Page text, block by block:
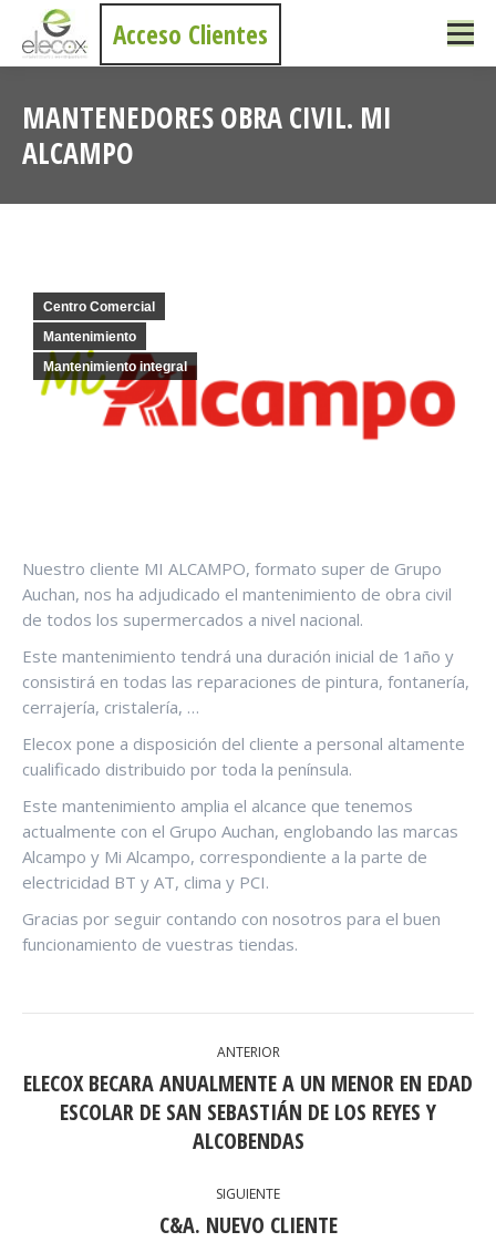
Acceso Clientes
MANTENEDORES OBRA CIVIL. MI
ALCAMPO
Centro Comercial
Mantenimiento
Mantenimiento integral
Nuestro cliente MI ALCAMPO, formato super de Grupo
Auchan, nos ha adjudicado el mantenimiento de obra civil
de todos los supermercados a nivel nacional.
Este mantenimiento tendrá una duración inicial de 1año y
consistirá en todas las reparaciones de pintura, fontanería,
cerrajería, cristalería, …
Elecox pone a disposición del cliente a personal altamente
cualificado distribuido por toda la península.
Este mantenimiento amplia el alcance que tenemos
actualmente con el Grupo Auchan, englobando las marcas
Alcampo y Mi Alcampo, correspondiente a la parte de
electricidad BT y AT, clima y PCI.
Gracias por seguir contando con nosotros para el buen
funcionamiento de vuestras tiendas.
ENTRE
PUBLICACIONES
ANTERIOR
Publicación
anterior:
ELECOX BECARA ANUALMENTE A UN MENOR EN EDAD
ESCOLAR DE SAN SEBASTIÁN DE LOS REYES Y
ALCOBENDAS
SIGUIENTE
Publicación
C&A. NUEVO CLIENTE